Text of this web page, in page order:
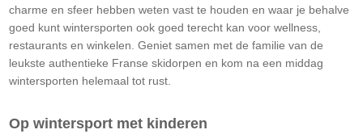
charme en sfeer hebben weten vast te houden en waar je behalve
goed kunt wintersporten ook goed terecht kan voor wellness,
restaurants en winkelen. Geniet samen met de familie van de
leukste authentieke Franse skidorpen en kom na een middag
wintersporten helemaal tot rust.
Op wintersport met kinderen